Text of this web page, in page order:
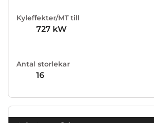
Kyleffekter/MT till
727 kW
Antal storlekar
16